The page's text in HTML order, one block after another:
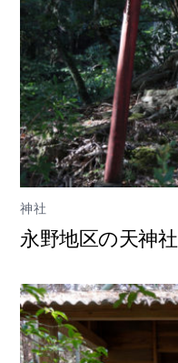
神社
永野地区の天神社